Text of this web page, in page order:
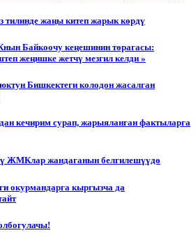
тилинде жаңы китеп жарык көрдү
Байкоочу кеңешинин төрагасы:
жеңишке жетчү мезгил келди »
Бишкектеги колодон жасалган
кечирим сурап, жарыяланган фактыларга
ЖМКлар жандаганын белгилешүүдө
окурмандарга кыргызча да